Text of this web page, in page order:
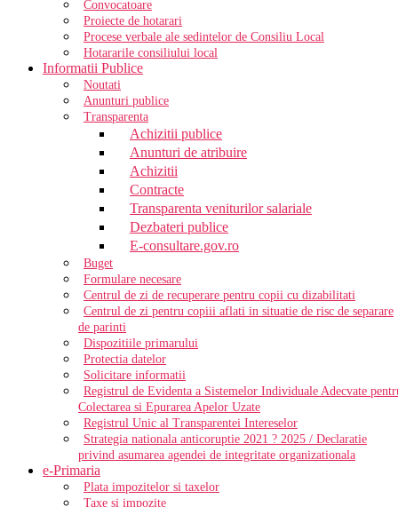
Convocatoare
Proiecte de hotarari
Procese verbale ale sedintelor de Consiliu Local
Hotararile consiliului local
Informatii Publice
Noutati
Anunturi publice
Transparenta
Achizitii publice
Anunturi de atribuire
Achizitii
Contracte
Transparenta veniturilor salariale
Dezbateri publice
E-consultare.gov.ro
Buget
Formulare necesare
Centrul de zi de recuperare pentru copii cu dizabilitati
Centrul de zi pentru copiii aflati in situatie de risc de separare
de parinti
Dispozitiile primarului
Protectia datelor
Solicitare informatii
Registrul de Evidenta a Sistemelor Individuale Adecvate
Colectarea si Epurarea Apelor Uzate
Registrul Unic al Transparentei Intereselor
Strategia nationala anticoruptie 2021 ? 2025 / Declaratie
privind asumarea agendei de integritate organizationala
e-Primaria
Plata impozitelor si taxelor
Taxe si impozite